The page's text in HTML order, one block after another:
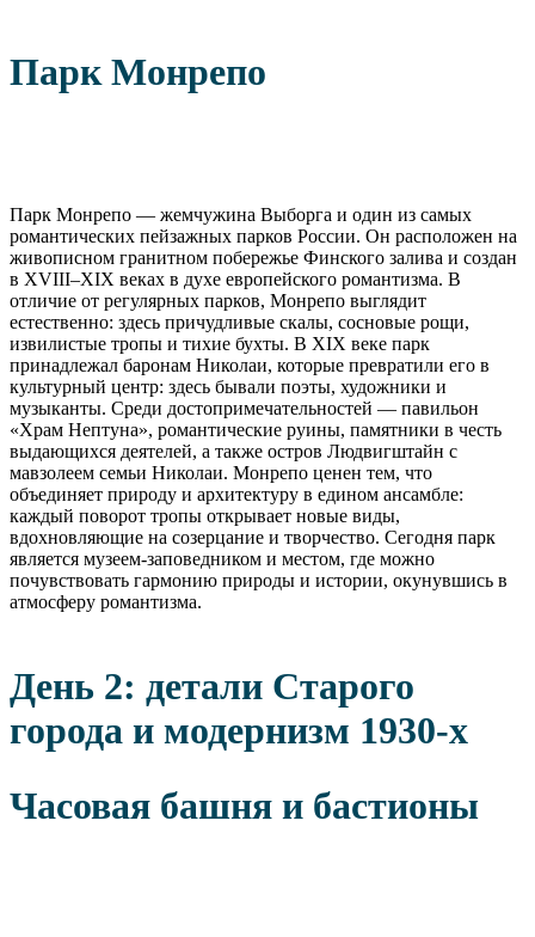
Парк Монрепо
Парк Монрепо — жемчужина Выборга и один из самых
романтических пейзажных парков России. Он расположен на
живописном гранитном побережье Финского залива и создан
в XVIII–XIX веках в духе европейского романтизма. В
отличие от регулярных парков, Монрепо выглядит
естественно: здесь причудливые скалы, сосновые рощи,
извилистые тропы и тихие бухты. В XIX веке парк
принадлежал баронам Николаи, которые превратили его в
культурный центр: здесь бывали поэты, художники и
музыканты. Среди достопримечательностей — павильон
«Храм Нептуна», романтические руины, памятники в честь
выдающихся деятелей, а также остров Людвигштайн с
мавзолеем семьи Николаи. Монрепо ценен тем, что
объединяет природу и архитектуру в едином ансамбле:
каждый поворот тропы открывает новые виды,
вдохновляющие на созерцание и творчество. Сегодня парк
является музеем-заповедником и местом, где можно
почувствовать гармонию природы и истории, окунувшись в
атмосферу романтизма.
День 2: детали Старого
города и модернизм 1930-х
Часовая башня и бастионы